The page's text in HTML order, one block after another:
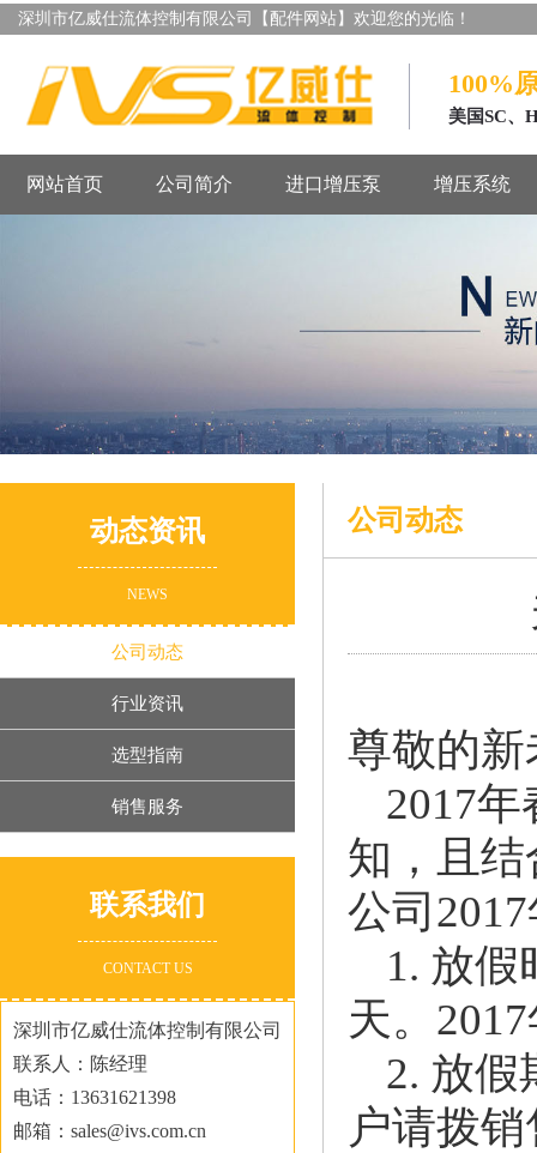
深圳市亿威仕流体控制有限公司【配件网站】欢迎您的光临！
100%
美国SC、
网站首页 公司简介 进口增压泵 增压系统
动态资讯
NEWS
公司动态
行业资讯
选型指南
销售服务
联系我们
CONTACT US
深圳市亿威仕流体控制有限公司
联系人：陈经理
电话：13631621398
邮箱：sales@ivs.com.cn
公司动态
尊敬的
2017
知，且
公司
1. 放假
天。
2. 放假
户请拨